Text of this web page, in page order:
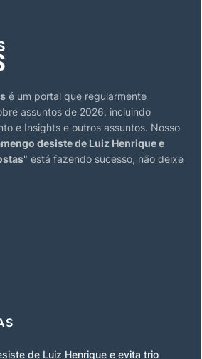
é um portal que regularmente
assuntos de 2026, incluindo
e Insights e outros assuntos. Nosso
desiste de Luiz Henrique e
" está fazendo sucesso, não deixe
de Luiz Henrique e evita trio